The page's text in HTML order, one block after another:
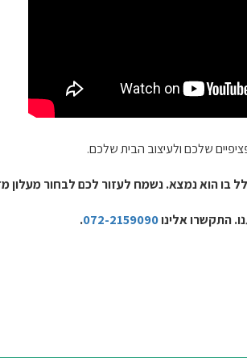
שלכם ולעיצוב הבית שלכם.
בו הוא נמצא. נשמח לעזור לכם לבחור מעלון
התקשרו אלינו072-2159090
.